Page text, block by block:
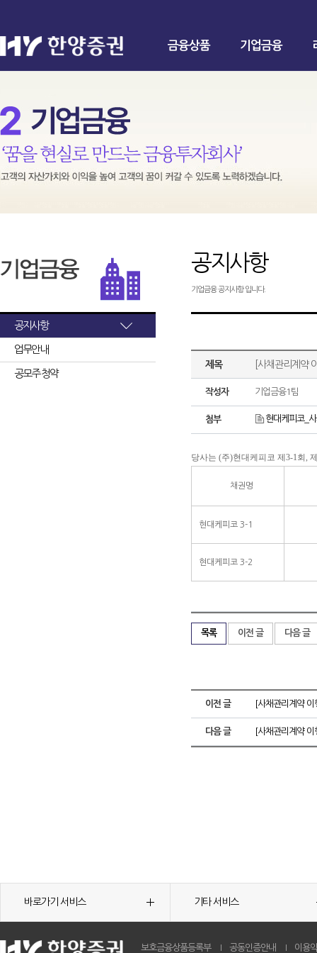
금융상품 기업금융
공지사항
업무안내
공모주 청약
공지사항
기업금융 공지사항 입니다.
제목 [사채관리계약
작성자 기업금융1팀
첨부 현대케피코_
당사는 (주)현대케피코 제3-1회,
채권명
현대케피코 3-1
현대케피코 3-2
목록 이전 글 다음 글
이전 글 [사채관리계약
다음 글 [사채관리계약
바로가기 서비스 기타 서비스
보호금융상품등록부 공동인증안내 이용